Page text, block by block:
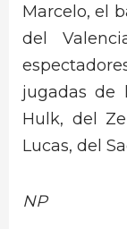
Marcelo, el
del
jugadas de
Hulk, del
Lucas, del
NP